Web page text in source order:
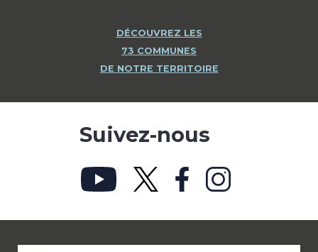
DÉCOUVREZ LES
73 COMMUNES
DE NOTRE TERRITOIRE
Suivez-nous